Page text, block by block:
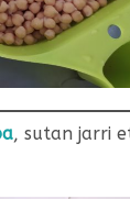
, sutan jarri